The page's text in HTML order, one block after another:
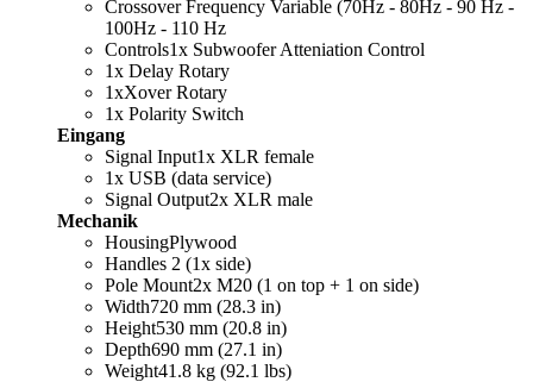
Crossover Frequency Variable (70Hz - 80Hz - 90 Hz -
100Hz - 110 Hz
Controls1x Subwoofer Atteniation Control
1x Delay Rotary
1xXover Rotary
1x Polarity Switch
Eingang
Signal Input1x XLR female
1x USB (data service)
Signal Output2x XLR male
Mechanik
HousingPlywood
Handles 2 (1x side)
Pole Mount2x M20 (1 on top + 1 on side)
Width720 mm (28.3 in)
Height530 mm (20.8 in)
Depth690 mm (27.1 in)
Weight41.8 kg (92.1 lbs)